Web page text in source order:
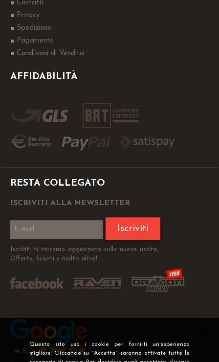
Questo sito usa i cookie per fornirti un'esperienza
migliore. Cliccando su "Accetta" saranno attivate tutte le
Contatti
Privacy
Spedizione
Pagamento
Condizioni di Vendita
AFFIDABILITÀ
RESTA COLLEGATO
ISCRIVITI ALLA NEWSLETTER
Iscriviti
Iscriviti ti terremo aggiornato sulle nuove uscite,
Offerte, Sconti e molto altro!